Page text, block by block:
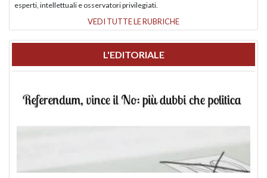
esperti, intellettuali e osservatori privilegiati.
VEDI TUTTE LE RUBRICHE
L'EDITORIALE